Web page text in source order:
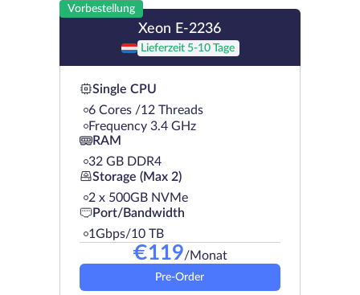
Vorbestellung
Xeon E-2236
Lieferzeit 5-10 Tage
Single CPU
6 Cores /12 Threads
Frequency 3.4 GHz
RAM
32 GB DDR4
Storage (Max 2)
2 х 500GB NVMe
Port/Bandwidth
1Gbps/10 TB
€119/Monat
Pre-Order